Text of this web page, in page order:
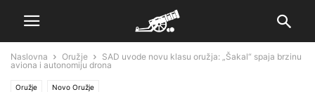
Naslovna Oružje
SAD uvode novu klasu oružja: „Šakal“ spaja brzinu
aviona i autonomiju drona
Oružje Novo Oružje